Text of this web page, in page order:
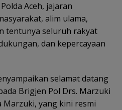
Aceh, jajaran
alim ulama,
tentunya seluruh rakyat
dan kepercayaan
selamat datang
Brigjen Pol Drs. Marzuki
Marzuki, yang kini resmi